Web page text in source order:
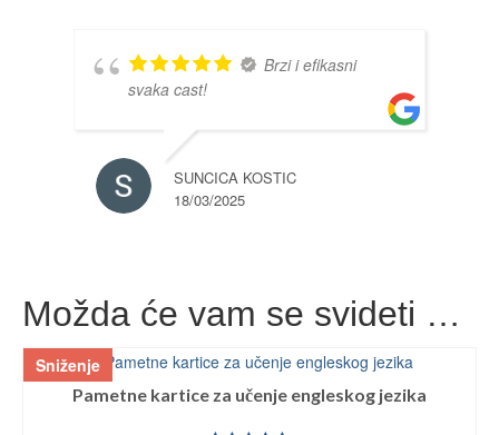
Brzi i efikasni
svaka cast!
SUNCICA KOSTIC
18/03/2025
Možda će vam se svideti …
Sniženje
Pametne kartice za učenje engleskog jezika